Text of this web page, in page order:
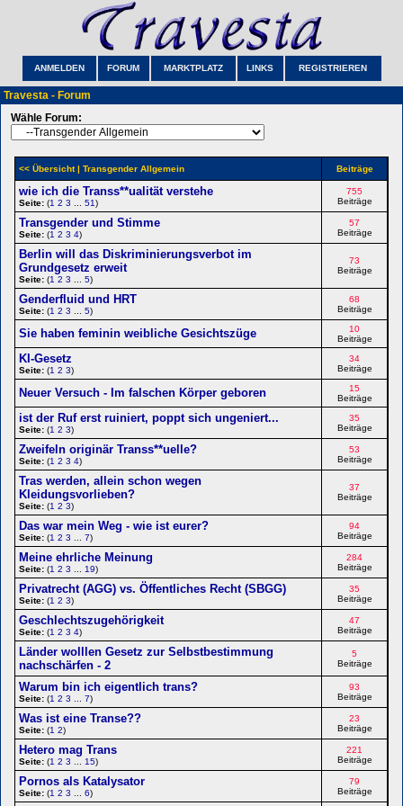
ANMELDEN FORUM MARKTPLATZ LINKS REGISTRIEREN
Travesta - Forum
Wähle Forum:
<< Übersicht| Transgender Allgemein Beiträge
wie ich die Transs**ualität verstehe
Seite: (1 2 3 51)
755
Beiträge
Transgender und Stimme
Seite: (1 2 3 4)
57
Beiträge
Berlin will das Diskriminierungsverbot im
Grundgesetz erweit
Seite: (1 2 3 5)
73
Beiträge
Genderfluid und HRT
Seite: (1 2 3 5)
68
Beiträge
Sie haben feminin weibliche Gesichtszüge
10
Beiträge
KI-Gesetz
Seite: (1 2 3)
34
Beiträge
Neuer Versuch - Im falschen Körper geboren
15
Beiträge
ist der Ruf erst ruiniert, poppt sich ungeniert...
Seite: (1 2 3)
35
Beiträge
Zweifeln originär Transs**uelle?
Seite: (1 2 3 4)
53
Beiträge
Tras werden, allein schon wegen
Kleidungsvorlieben?
Seite: (1 2 3)
37
Beiträge
Das war mein Weg - wie ist eurer?
Seite: (1 2 3 7)
94
Beiträge
Meine ehrliche Meinung
Seite: (1 2 3 19)
284
Beiträge
Privatrecht (AGG) vs. Öffentliches Recht (SBGG)
Seite: (1 2 3)
35
Beiträge
Geschlechtszugehörigkeit
Seite: (1 2 3 4)
47
Beiträge
Länder wolllen Gesetz zur Selbstbestimmung
nachschärfen - 2
5
Beiträge
Warum bin ich eigentlich trans?
Seite: (1 2 3 7)
93
Beiträge
Was ist eine Transe??
Seite: (1 2)
23
Beiträge
Hetero mag Trans
Seite: (1 2 3 15)
221
Beiträge
Pornos als Katalysator
Seite: (1 2 3 6)
79
Beiträge